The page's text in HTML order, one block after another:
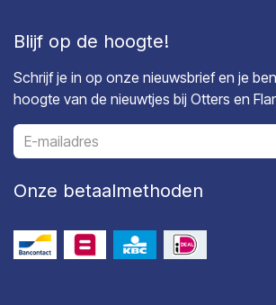
Blijf op de hoogte!
Schrijf je in op onze nieuwsbrief en je
hoogte van de nieuwtjes bij Otters en
Onze betaalmethoden